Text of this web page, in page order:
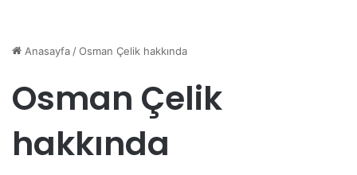
Anasayfa/Osman Çelik hakkında
Osman Çelik
hakkında